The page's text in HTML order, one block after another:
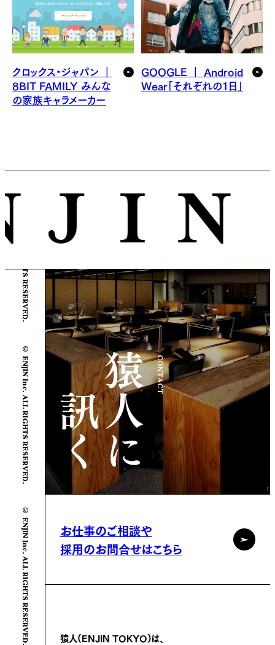
クロックス・ジャパン ｜
8BIT FAMILY みんな
の家族キャラメーカー
GOOGLE ｜ Android
Wear「それぞれの１日」
© ENJIN Inc. ALL RIGHTS RESERVED.
© ENJIN Inc. ALL RIGHTS RESERVED.
© ENJIN Inc. ALL RIGHTS RESERVED.
CONTACT
お仕事のご相談や
採用のお問合せはこちら
猿人(ENJIN TOKYO)は、